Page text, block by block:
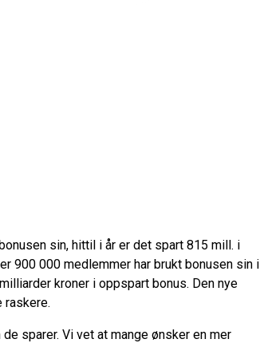
sin, hittil i år er det spart 815 mill. i
900 000 medlemmer har brukt bonusen sin i
kroner i oppspart bonus. Den nye
raskere.
sparer. Vi vet at mange ønsker en mer